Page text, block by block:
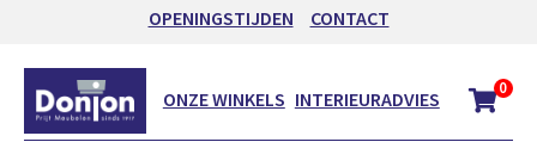
OPENINGSTIJDEN CONTACT
ONZE WINKELS INTERIEURADVIES 0